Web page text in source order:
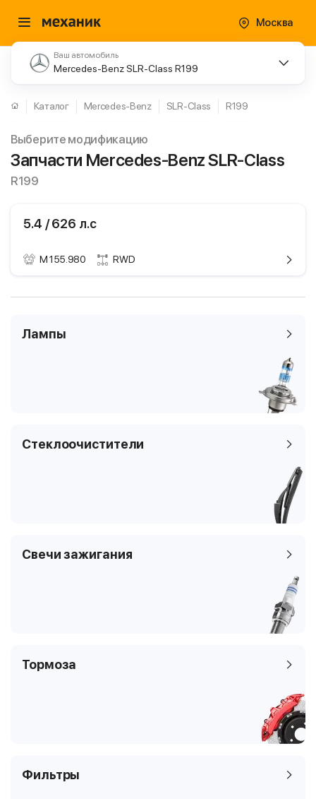
Москва
Ваш автомобиль
Mercedes-Benz SLR-Class R199
Каталог Mercedes-Benz SLR-Class R199
Выберите модификацию
Запчасти Mercedes-Benz SLR-Class
R199
5.4 / 626 л.с
M 155.980 RWD
Mercedes-Benz
R199
Лампы
Стеклоочистители
Свечи зажигания
Тормоза
Фильтры